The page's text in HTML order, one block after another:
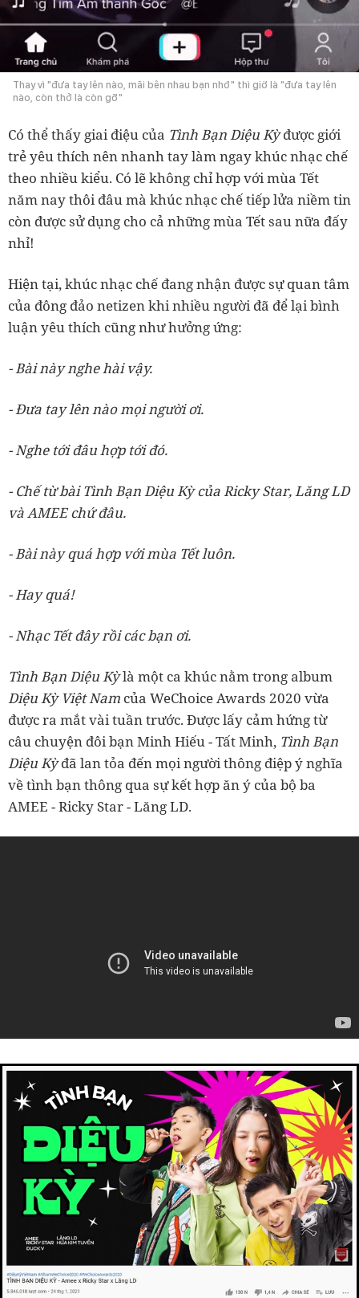
Thay vì "đưa tay lên nào, mãi bên nhau bạn nhớ" thì giờ là "đưa tay lên
nào, còn thở là còn gỡ"
Có thể thấy giai điệu của Tình Bạn Diệu Kỳđược giới
trẻ yêu thích nên nhanh tay làm ngay khúc nhạc chế
theo nhiều kiểu. Có lẽ không chỉ hợp với mùa Tết
năm nay thôi đâu mà khúc nhạc chế tiếp lửa niềm tin
còn được sử dụng cho cả những mùa Tết sau nữa đấy
nhỉ!
Hiện tại, khúc nhạc chế đang nhận được sự quan tâm
của đông đảo netizen khi nhiều người đã để lại bình
luận yêu thích cũng như hưởng ứng:
- Bài này nghe hài vậy.
- Đưa tay lên nào mọi người ơi.
- Nghe tới đâu hợp tới đó.
- Chế từ bài Tình Bạn Diệu Kỳ của Ricky Star, Lăng LD
và AMEE chứ đâu.
- Bài này quá hợp với mùa Tết luôn.
- Hay quá!
- Nhạc Tết đây rồi các bạn ơi.
Tình Bạn Diệu Kỳlà một ca khúc nằm trong album
Diệu Kỳ Việt Nam của WeChoice Awards 2020 vừa
được ra mắt vài tuần trước. Được lấy cảm hứng từ
câu chuyện đôi bạn Minh Hiếu - Tất Minh, Tình Bạn
Diệu Kỳđã lan tỏa đến mọi người thông điệp ý nghĩa
về tình bạn thông qua sự kết hợp ăn ý của bộ ba
AMEE - Ricky Star - Lăng LD.